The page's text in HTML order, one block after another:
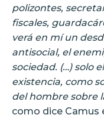
polizontes,
fiscales,
verá en mí un
antisocial, el
sociedad. (…) solo
existencia, como
del hombre sobre
como dice Camus